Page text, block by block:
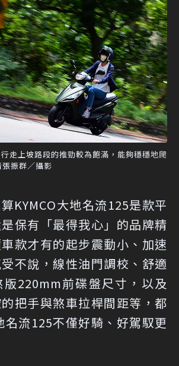
走上坡路段的推勁較為飽滿，能夠穩穩地爬
振群／攝影
KYMCO大地名流125是款平
保有「最得我心」的品牌精
款才有的起步震動小、加速
不說，線性油門調校、舒適
220mm前碟盤尺寸，以及
把手與煞車拉桿間距等，都
名流125不僅好騎、好駕馭更